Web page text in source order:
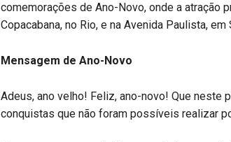
comemorações de Ano-Novo, onde a
Copacabana, no Rio, e na Avenida Paulista, em
Mensagem de Ano-Novo
Adeus, ano velho! Feliz, ano-novo! Que
conquistas que não foram possíveis realizar